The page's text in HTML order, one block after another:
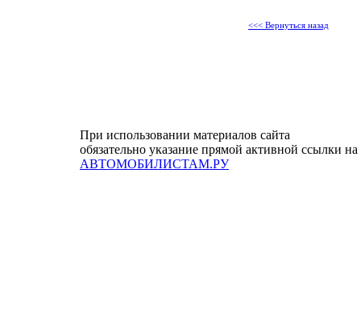
<<< Вернуться назад
При использовании материалов сайта
обязательно указание прямой активной ссылки на
АВТОМОБИЛИСТАМ.РУ